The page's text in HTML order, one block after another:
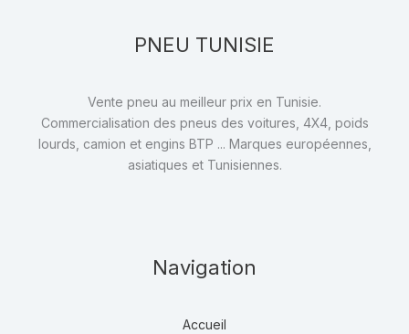
PNEU TUNISIE
Vente pneu au meilleur prix en Tunisie.
Commercialisation des pneus des voitures, 4X4, poids
lourds, camion et engins BTP ... Marques européennes,
asiatiques et Tunisiennes.
Navigation
Accueil